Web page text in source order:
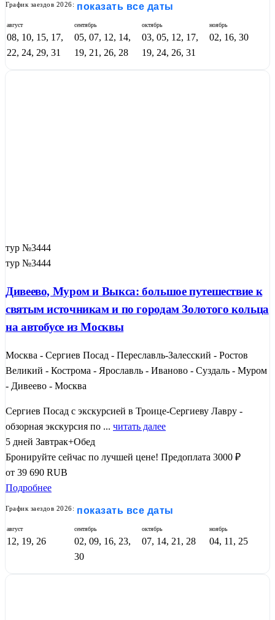
График заездов 2026: показать все даты
август
08, 10, 15, 17,
22, 24, 29, 31
сентябрь
05, 07, 12, 14,
19, 21, 26, 28
октябрь
03, 05, 12, 17,
19, 24, 26, 31
ноябрь
02, 16, 30
тур №3444
тур №3444
Дивеево, Муром и Выкса: большое путешествие к
святым источникам и по городам Золотого кольца
на автобусе из Москвы
Москва - Сергиев Посад - Переславль-Залесский - Ростов
Великий - Кострома - Ярославль - Иваново - Суздаль - Муром
- Дивеево - Москва
Сергиев Посад с экскурсией в Троице-Сергиеву Лавру -
обзорная экскурсия по ... читать далее
5 дней Завтрак+Обед
Бронируйте сейчас по лучшей цене! Предоплата 3000 ₽
от 39 690 RUB
Подробнее
График заездов 2026: показать все даты
август
12, 19, 26
сентябрь
02, 09, 16, 23,
30
октябрь
07, 14, 21, 28
ноябрь
04, 11, 25